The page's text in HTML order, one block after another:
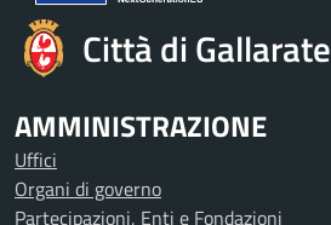
Città di Gallarate
AMMINISTRAZIONE
Uffici
Organi di governo
Partecipazioni, Enti e Fondazioni